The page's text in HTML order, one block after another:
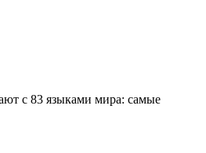
с 83 языками мира: самые